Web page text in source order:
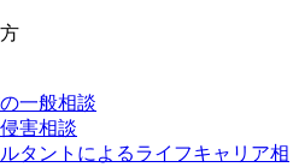
一般相談
害相談
タントによるライフキャリア相